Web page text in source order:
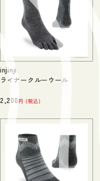
injinji
ライナークルーウール
2,200 税込